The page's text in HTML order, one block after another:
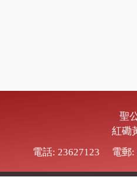
聖
紅磡
電話: 23627123
電郵: